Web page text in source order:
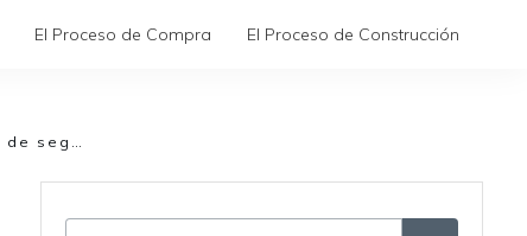
El Proceso de Compra El Proceso de Construcción